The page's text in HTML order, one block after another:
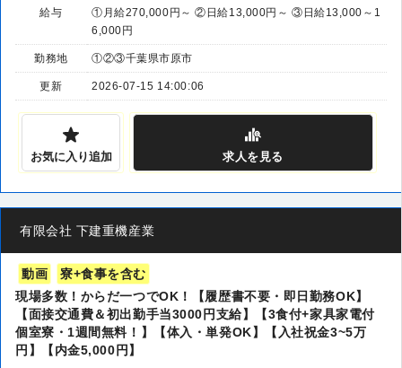
給与
①月給270,000円～ ②日給13,000円～ ③日給13,000～1
6,000円
勤務地 ①②③千葉県市原市
更新 2026-07-15 14:00:06
お気に入り追加 求人を見る
有限会社 下建重機産業
動画
寮+食事を含む
現場多数！からだ一つでOK！【履歴書不要・即日勤務OK】
【面接交通費＆初出勤手当3000円支給】【3食付+家具家電付
個室寮・1週間無料！】【体入・単発OK】【入社祝金3~5万
円】【内金5,000円】